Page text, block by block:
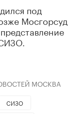
под
Мосгорсуд
МОСКВА
СИЗО